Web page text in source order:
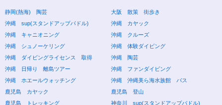
静岡(熱海) 陶芸
大阪 散策 街歩き
沖縄 sup(スタンドアップパドル)
沖縄 カヤック
沖縄 キャニオニング
沖縄 クルーズ
沖縄 シュノーケリング
沖縄 体験ダイビング
沖縄 ダイビングライセンス 取得
沖縄 陶芸
沖縄 日帰り 離島ツアー
沖縄 ファンダイビング
沖縄 ホエールウォッチング
沖縄 沖縄美ら海水族館 バス
鹿児島 カヤック
鹿児島 登山
鹿児島 トレッキング
神奈川 sup(スタンドアップパドル)